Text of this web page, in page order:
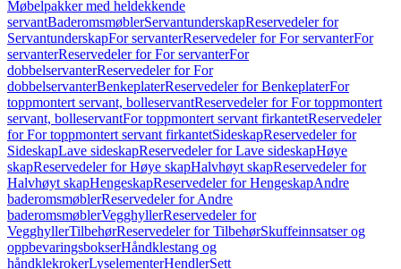
Møbelpakker med heldekkende
servantBaderomsmøblerServantunderskapReservedeler for
ServantunderskapFor servanterReservedeler for For servanterFor
servanterReservedeler for For servanterFor
dobbelservanterReservedeler for For
dobbelservanterBenkeplaterReservedeler for BenkeplaterFor
toppmontert servant, bolleservantReservedeler for For toppmontert
servant, bolleservantFor toppmontert servant firkantetReservedeler
for For toppmontert servant firkantetSideskapReservedeler for
SideskapLave sideskapReservedeler for Lave sideskapHøye
skapReservedeler for Høye skapHalvhøyt skapReservedeler for
Halvhøyt skapHengeskapReservedeler for HengeskapAndre
baderomsmøblerReservedeler for Andre
baderomsmøblerVegghyllerReservedeler for
VegghyllerTilbehørReservedeler for TilbehørSkuffeinnsatser og
oppbevaringsbokserHåndklestang og
håndklekrokerLyselementerHendlerSett